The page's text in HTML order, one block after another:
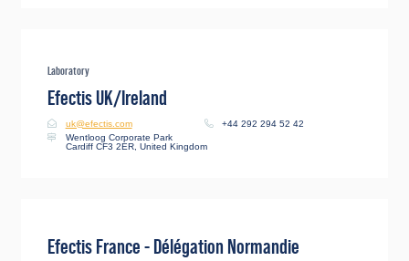
Laboratory
Efectis UK/Ireland
uk@efectis.com
+44 292 294 52 42
Wentloog Corporate Park
Cardiff CF3 2ER, United Kingdom
Efectis France - Délégation Normandie